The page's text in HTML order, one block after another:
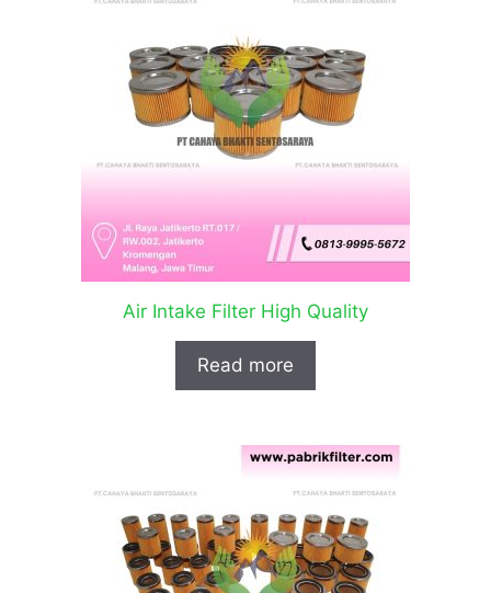
Air Intake Filter High Quality
Read more